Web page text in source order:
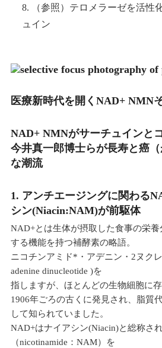
8. （参照）テロメラーゼを活性
ュイン
医療新時代を開くNAD+ NMN
NAD+ NMNがサーチュインと
今井真一郎博士らが長寿と癌
な潮流
1. アンチエージングに関わる
シン(Niacin:NAM)が前駆体
NAD+とは生体が摂取した食事の栄
する機能を持つ補酵素の略語。
ニコチンアミド*・アデニン・2ヌク
adenine dinucleotide )を
指しますが、ほとんどの生物細胞に存
1906年ごろの古くに発見され、脂質
して知られていました。
NAD+はナイアシン(Niacin)と総称さ
（nicotinamide：NAM）を